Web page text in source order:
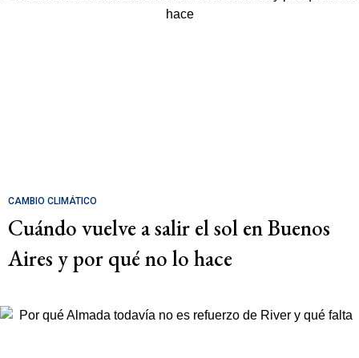
CAMBIO CLIMÁTICO
Cuándo vuelve a salir el sol en Buenos
Aires y por qué no lo hace